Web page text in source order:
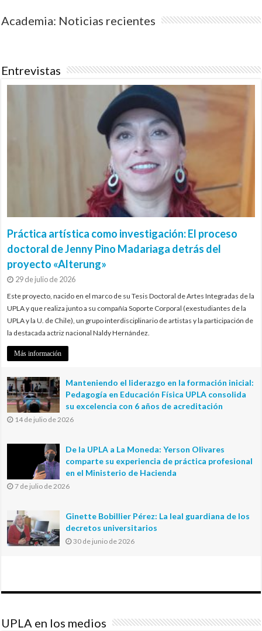
Academia: Noticias recientes
Entrevistas
Práctica artística como investigación: El proceso
doctoral de Jenny Pino Madariaga detrás del
proyecto «Alterung»
29 de julio de 2026
Este proyecto, nacido en el marco de su Tesis Doctoral de Artes Integradas de la
UPLA y que realiza junto a su compañía Soporte Corporal (exestudiantes de la
UPLA y la U. de Chile), un grupo interdisciplinario de artistas y la participación de
la destacada actriz nacional Naldy Hernández.
Más información
Manteniendo el liderazgo en la formación inicial:
Pedagogía en Educación Física UPLA consolida
su excelencia con 6 años de acreditación
14 de julio de 2026
De la UPLA a La Moneda: Yerson Olivares
comparte su experiencia de práctica profesional
en el Ministerio de Hacienda
7 de julio de 2026
Ginette Bobillier Pérez: La leal guardiana de los
decretos universitarios
30 de junio de 2026
UPLA en los medios